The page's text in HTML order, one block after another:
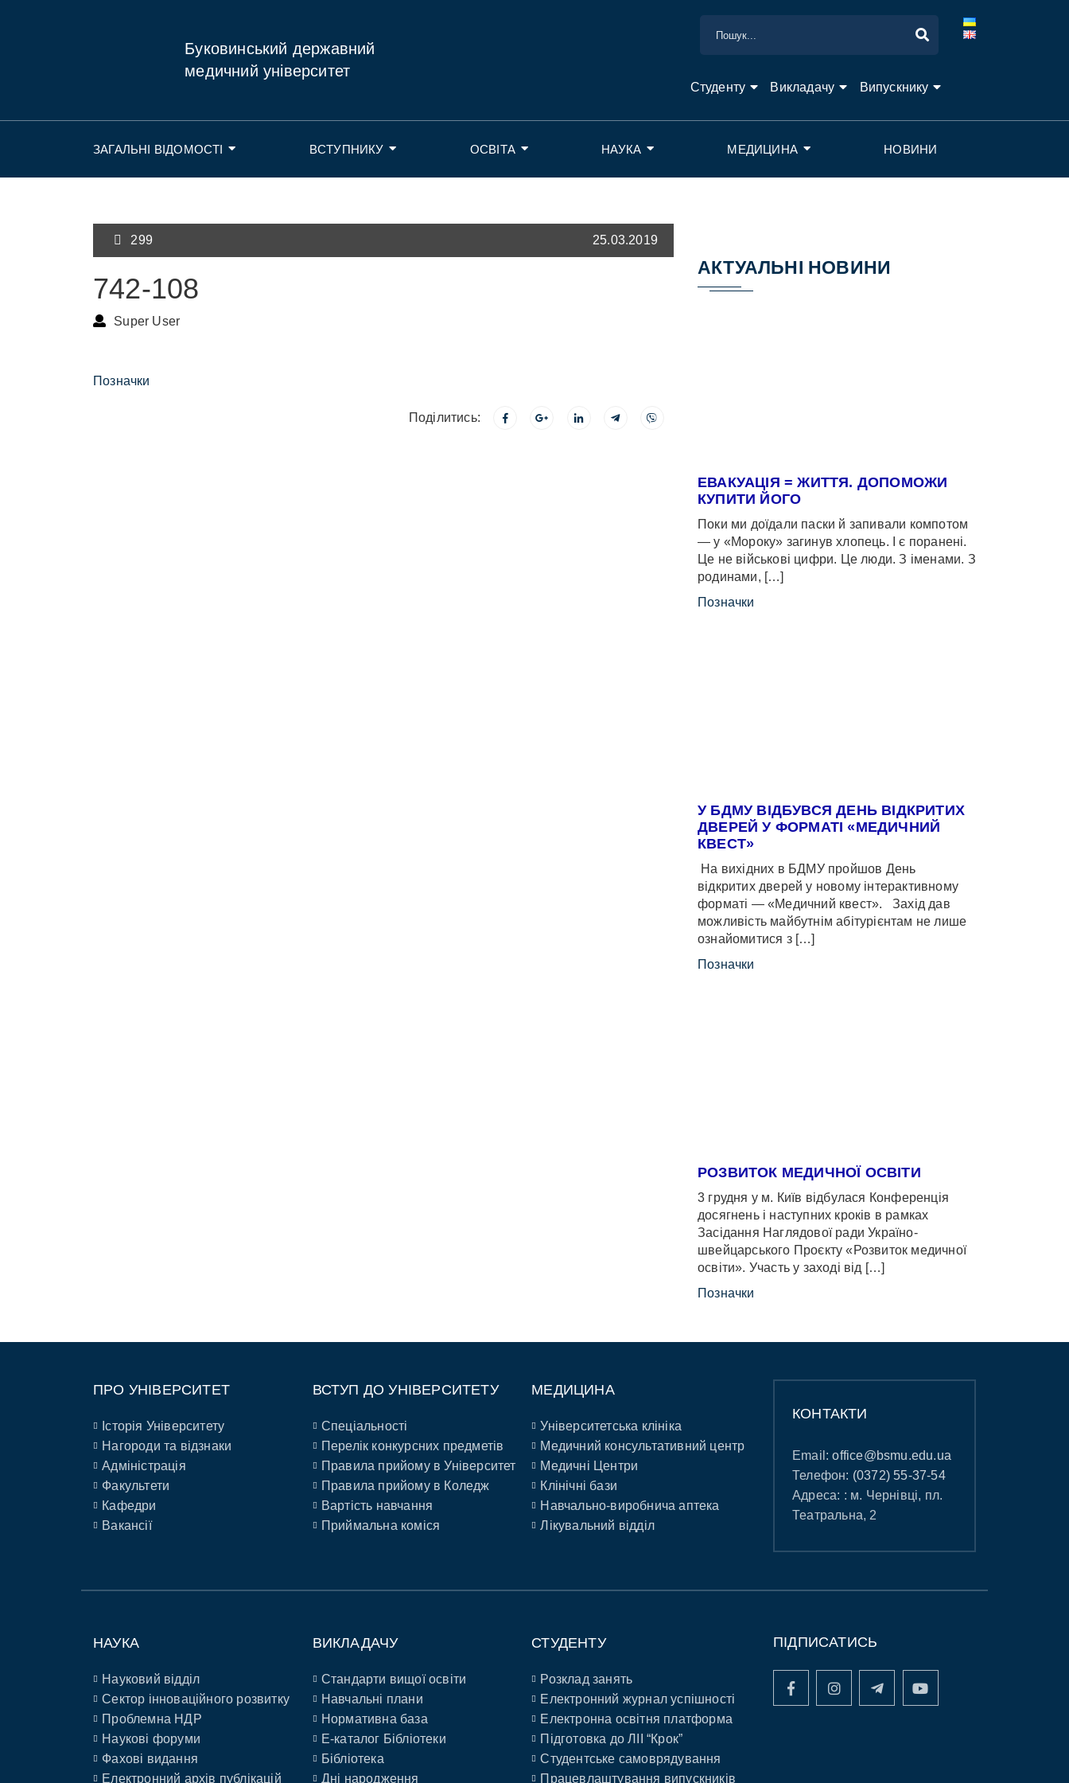
Буковинський державний
медичний університет
Студенту Викладачу Випускнику
ЗАГАЛЬНІ ВІДОМОСТІ ВСТУПНИКУ ОСВІТА НАУКА МЕДИЦИНА НОВИНИ
299 25.03.2019
742-108
Super User
Позначки
Поділитись:
АКТУАЛЬНІ НОВИНИ
ЕВАКУАЦІЯ = ЖИТТЯ. ДОПОМОЖИ
КУПИТИ ЙОГО
Поки ми доїдали паски й запивали компотом
— у «Мороку» загинув хлопець. І є поранені.
Це не військові цифри. Це люди. З іменами. З
родинами, […]
Позначки
У БДМУ ВІДБУВСЯ ДЕНЬ ВІДКРИТИХ
ДВЕРЕЙ У ФОРМАТІ «МЕДИЧНИЙ
КВЕСТ»
На вихідних в БДМУ пройшов День
відкритих дверей у новому інтерактивному
форматі — «Медичний квест». Захід дав
можливість майбутнім абітурієнтам не лише
ознайомитися з […]
Позначки
РОЗВИТОК МЕДИЧНОЇ ОСВІТИ
3 грудня у м. Київ відбулася Конференція
досягнень і наступних кроків в рамках
Засідання Наглядової ради Україно-
швейцарського Проєкту «Розвиток медичної
освіти». Участь у заході від […]
Позначки
ПРО УНІВЕРСИТЕТ
Історія Університету
Нагороди та відзнаки
Адміністрація
Факультети
Кафедри
Вакансії
ВСТУП ДО УНІВЕРСИТЕТУ
Спеціальності
Перелік конкурсних предметів
Правила прийому в Університет
Правила прийому в Коледж
Вартість навчання
Приймальна коміся
МЕДИЦИНА
Університетська клініка
Медичний консультативний центр
Медичні Центри
Клінічні бази
Навчально-виробнича аптека
Лікувальний відділ
КОНТАКТИ
Email:office@bsmu.edu.ua
Телефон: (0372) 55-37-54
Адреса: : м. Чернівці, пл.
Театральна, 2
НАУКА
Науковий відділ
Сектор інноваційного розвитку
Проблемна НДР
Наукові форуми
Фахові видання
Електронний архів публікацій
ВИКЛАДАЧУ
Стандарти вищої освіти
Навчальні плани
Нормативна база
E-каталог Бібліотеки
Бібліотека
Дні народження
СТУДЕНТУ
Розклад занять
Електронний журнал успішності
Електронна освітня платформа
Підготовка до ЛІІ “Крок”
Студентське самоврядування
Працевлаштування випускників
ПІДПИСАТИСЬ